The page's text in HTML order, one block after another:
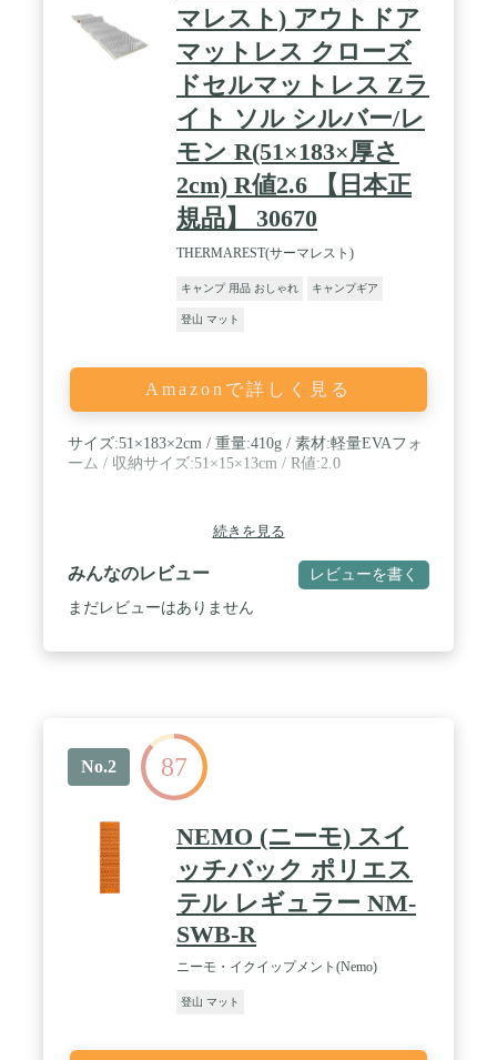
マレスト) アウトドア
マットレス クローズ
ドセルマットレス Zラ
イト ソル シルバー/レ
モン R(51×183×厚さ
2cm) R値2.6 【日本正
規品】 30670
THERMAREST(サーマレスト)
キャンプ 用品 おしゃれ キャンプギア
登山 マット
Amazonで詳しく見る
サイズ:51×183×2cm / 重量:410g / 素材:軽量EVAフォ
ーム / 収納サイズ:51×15×13cm / R値:2.0
続きを見る
みんなのレビュー レビューを書く
まだレビューはありません
No.2 87
NEMO (ニーモ) スイ
ッチバック ポリエス
テル レギュラー NM-
SWB-R
ニーモ・イクイップメント(Nemo)
登山 マット